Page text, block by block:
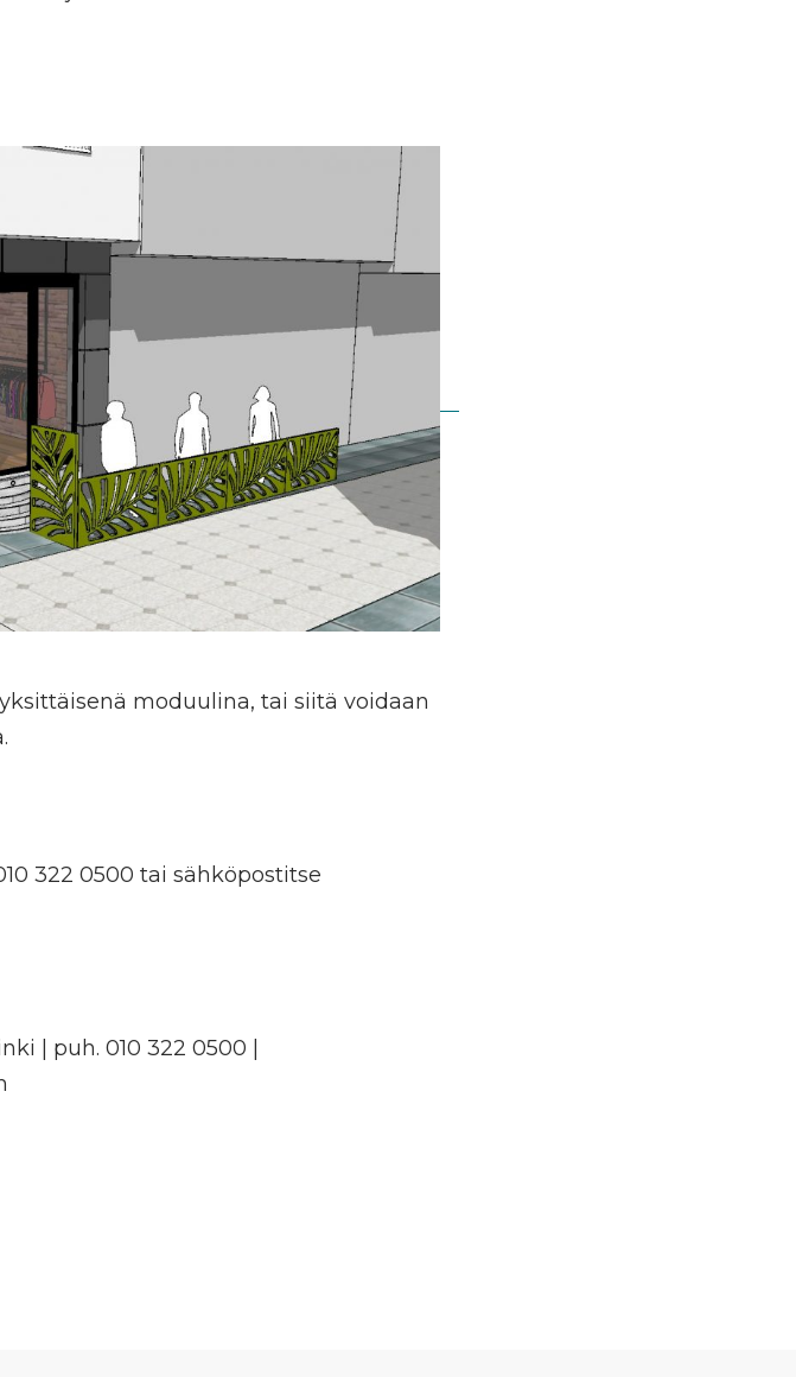
moduulina, tai siitä voidaan
322 0500 tai sähköpostitse
| puh. 010 322 0500 |